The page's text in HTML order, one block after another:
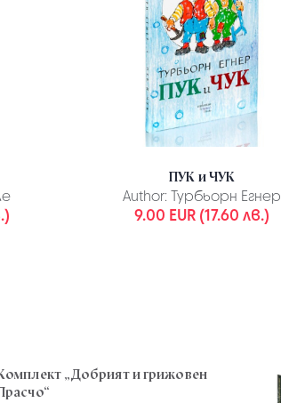
ПУК и ЧУК
Author: Турбьорн Егнер
9.00 EUR (17.60 лв.)
„Добрият и грижовен